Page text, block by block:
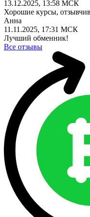
13.12.2025, 13:58 МСК
Хорошие курсы,
Анна
11.11.2025, 17:31 МСК
Лучший обменник!
Все отзывы